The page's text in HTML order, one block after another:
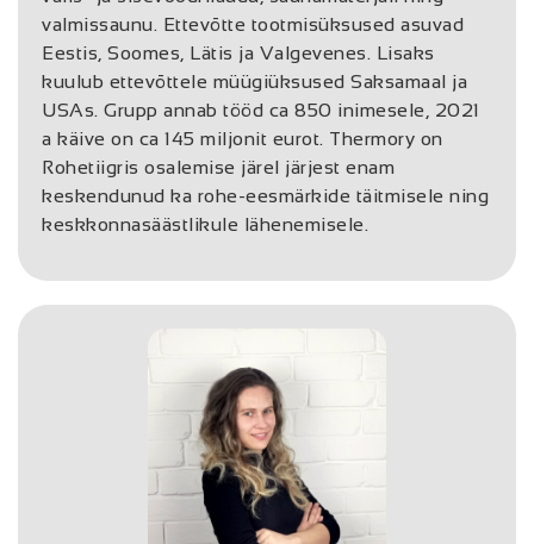
valmissaunu. Ettevõtte tootmisüksused asuvad
Eestis, Soomes, Lätis ja Valgevenes. Lisaks
kuulub ettevõttele müügiüksused Saksamaal ja
USAs. Grupp annab tööd ca 850 inimesele, 2021
a käive on ca 145 miljonit eurot. Thermory on
Rohetiigris osalemise järel järjest enam
keskendunud ka rohe-eesmärkide täitmisele ning
keskkonnasäästlikule lähenemisele.